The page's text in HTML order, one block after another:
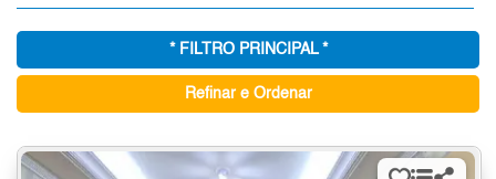
* FILTRO PRINCIPAL *
Refinar e Ordenar